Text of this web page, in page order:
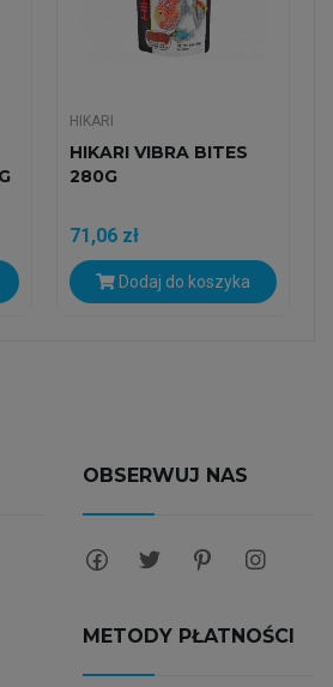
HIKARI
HIKARI VIBRA BITES
280G
71,06 zł
Dodaj do koszyka
OBSERWUJ NAS
METODY PŁATNOŚCI